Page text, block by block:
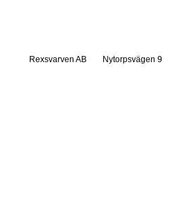
Rexsvarven AB Nytorpsvägen 9